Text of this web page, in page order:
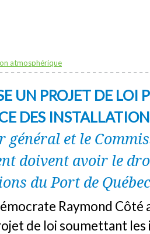
atmosphérique
UN PROJET DE LOI
DES
général et le
doivent avoir le
du Port de Québec
Raymond Côté
de loi soumettant